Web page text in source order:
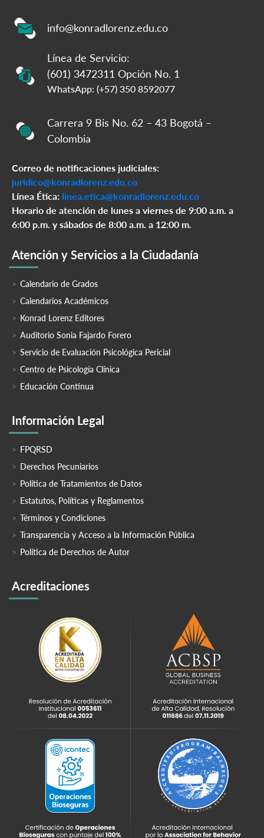
info@konradlorenz.edu.co
Línea de Servicio:
(601) 3472311 Opción No. 1
WhatsApp: (+57) 350 8592077
Carrera 9 Bis No. 62 – 43 Bogotá –
Colombia
Correo de notificaciones judiciales:
juridico@konradlorenz.edu.co
Línea Ética: linea.etica@konradlorenz.edu.co
Horario de atención de lunes a viernes de 9:00 a.m. a
6:00 p.m. y sábados de 8:00 a.m. a 12:00 m.
Atención y Servicios a la Ciudadanía
Calendario de Grados
Calendarios Académicos
Konrad Lorenz Editores
Auditorio Sonia Fajardo Forero
Servicio de Evaluación Psicológica Pericial
Centro de Psicología Clínica
Educación Continua
Información Legal
FPQRSD
Derechos Pecuniarios
Política de Tratamientos de Datos
Estatutos, Políticas y Reglamentos
Términos y Condiciones
Transparencia y Acceso a la Información Pública
Política de Derechos de Autor
Acreditaciones